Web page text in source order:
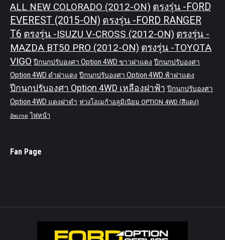
ALL NEW COLORADO (2012-ON) ตรงรุ่น -FORD
EVEREST (2015-ON) ตรงรุ่น -FORD RANGER
T6 ตรงรุ่น -ISUZU V-CROSS (2012-ON) ตรงรุ่น -
MAZDA BT50 PRO (2012-ON) ตรงรุ่น -TOYOTA
VIGO ปีกนกปรับองศา Option 4WD ขาวฝาแดง ปีกนกปรับองศา
Option 4WD ดำฝาแดง ปีกนกปรับองศา Option 4WD ฟ้าฝาแดง
ปีกนกปรับองศา Option 4WD เหลืองฝาฟ้า ปีกนกปรับองศา
Option 4WD แดงฝาดำ ห่วงโอเมก้าอลูมิเนียม OPTION 4WD (สีแดง)
อัพเกรด ไฟหน้า
Fan Page